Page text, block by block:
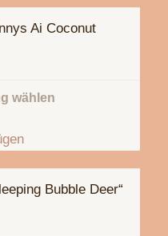
Ai Coconut
wählen
Bubble Deer“